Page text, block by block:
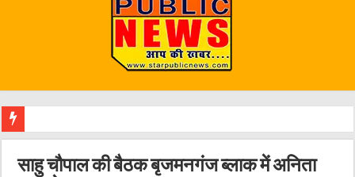
साहु चौपाल की बैठक बृजमनगंज ब्लाक में अनिता